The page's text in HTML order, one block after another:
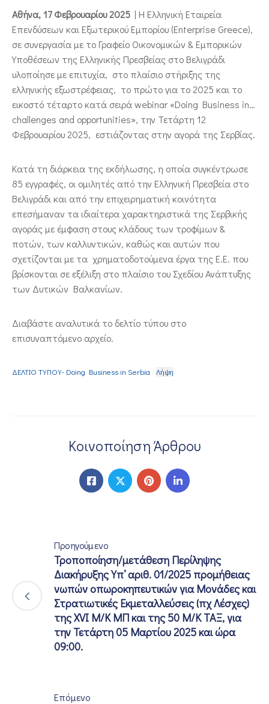
Αθήνα, 17 Φεβρουαρίου 2025 | Η Ελληνική Εταιρεία
Επενδύσεων και Εξωτερικού Εμπορίου (Enterprise Greece),
σε συνεργασία με το Γραφείο Οικονομικών & Εμπορικών
Υποθέσεων της Ελληνικής Πρεσβείας στο Βελιγράδι
υλοποίησε με επιτυχία, στο πλαίσιο στήριξης της
ελληνικής εξωστρέφειας, το πρώτο για το 2025 και το
εικοστό τέταρτο κατά σειρά webinar «Doing Business in…
challenges and opportunities», την Τετάρτη 12
Φεβρουαρίου 2025, εστιάζοντας στην αγορά της Σερβίας.
Κατά τη διάρκεια της εκδήλωσης, η οποία συγκέντρωσε
85 εγγραφές, οι ομιλητές από την Ελληνική Πρεσβεία στο
Βελιγράδι και από την επιχειρηματική κοινότητα
επεσήμαναν τα ιδιαίτερα χαρακτηριστικά της Σερβικής
αγοράς με έμφαση στους κλάδους των τροφίμων &
ποτών, των καλλυντικών, καθώς και αυτών που
σχετίζονται με τα χρηματοδοτούμενα έργα της Ε.Ε. που
βρίσκονται σε εξέλιξη στο πλαίσιο του Σχεδίου Ανάπτυξης
των Δυτικών Βαλκανίων.
Διαβάστε αναλυτικά το δελτίο τύπου στο
επισυναπτόμενο αρχείο.
ΔΕΛΤΙΟ ΤΥΠΟΥ- Doing Business in Serbia Λήψη
Κοινοποίηση Άρθρου
Προηγούμενο
Τροποποίηση/μετάθεση Περίληψης
Διακήρυξης Yπ’ αριθ. 01/2025 προμήθειας
νωπών οπωροκηπευτικών για Μονάδες και
Στρατιωτικές Εκμεταλλεύσεις (πχ Λέσχες)
της XVI Μ/Κ ΜΠ και της 50 Μ/Κ ΤΑΞ, για
την Τετάρτη 05 Μαρτίου 2025 και ώρα
09:00.
Επόμενο